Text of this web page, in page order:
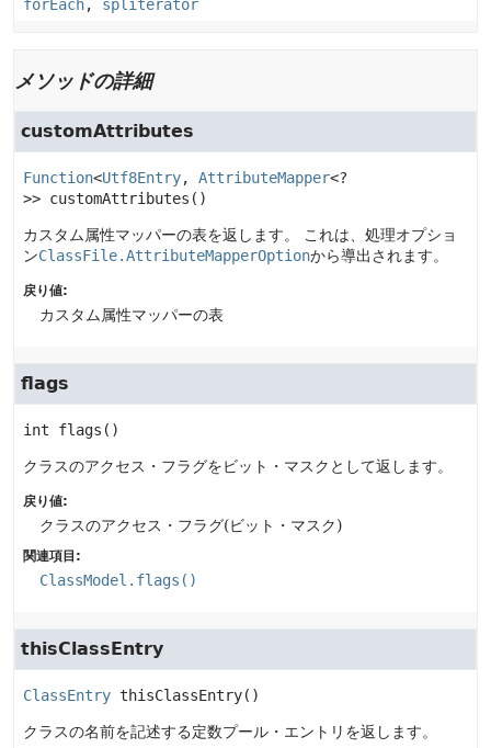
forEach, spliterator
メソッドの詳細
customAttributes
Function<Utf8Entry, AttributeMapper<?
>> customAttributes ()
カスタム属性マッパーの表を返します。
これは、処理オプショ
ンClassFile.AttributeMapperOptionから導出されます。
戻り値:
カスタム属性マッパーの表
flags
int flags ()
クラスのアクセス・フラグをビット・マスクとして返します。
戻り値:
クラスのアクセス・フラグ(ビット・マスク)
関連項目:
ClassModel.flags()
thisClassEntry
ClassEntry thisClassEntry()
クラスの名前を記述する定数プール・エントリを返します。